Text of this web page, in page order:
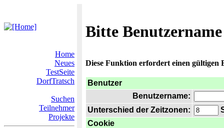
Bitte
Home
Neues
TestSeite
DorfTratsch
Suchen
Teilnehmer
Projekte
Diese Funktion erfordert einen gültigen
Benutzer
Benutzername:
Unterschied der Zeitzonen:
Cookie